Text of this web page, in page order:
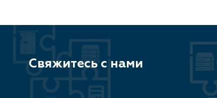
Свяжитесь с нами